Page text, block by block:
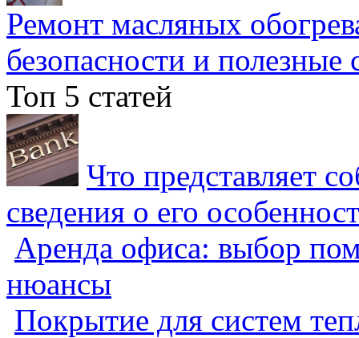
Ремонт масляных
безопасности и полезные
Топ 5 статей
Что представляет
сведения о его
Аренда офиса: выбор
нюансы
Покрытие для систем